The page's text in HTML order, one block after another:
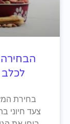
הבחירה
לכלב
בחירת
צעד חיוני